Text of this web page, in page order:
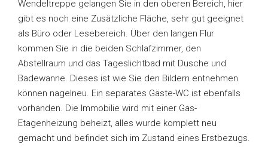
Wendeltreppe gelangen Sie in den oberen Bereich, hier
gibt es noch eine Zusätzliche Fläche, sehr gut geeignet
als Büro oder Lesebereich. Über den langen Flur
kommen Sie in die beiden Schlafzimmer, den
Abstellraum und das Tageslichtbad mit Dusche und
Badewanne. Dieses ist wie Sie den Bildern entnehmen
können nagelneu. Ein separates Gäste-WC ist ebenfalls
vorhanden. Die Immobilie wird mit einer Gas-
Etagenheizung beheizt, alles wurde komplett neu
gemacht und befindet sich im Zustand eines Erstbezugs.